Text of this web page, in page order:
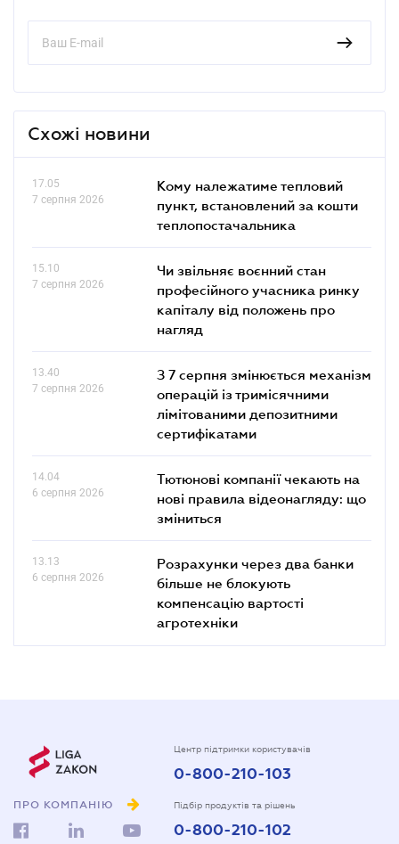
Схожі новини
17.05
7 серпня 2026
Кому належатиме тепловий
пункт, встановлений за кошти
теплопостачальника
15.10
7 серпня 2026
Чи звільняє воєнний стан
професійного учасника ринку
капіталу від положень про
нагляд
13.40
7 серпня 2026
З 7 серпня змінюється механізм
операцій із тримісячними
лімітованими депозитними
сертифікатами
14.04
6 серпня 2026
Тютюнові компанії чекають на
нові правила відеонагляду: що
зміниться
13.13
6 серпня 2026
Розрахунки через два банки
більше не блокують
компенсацію вартості
агротехніки
ПРО КОМПАНІЮ
Центр підтримки користувачів
0-800-210-103
Підбір продуктів та рішень
0-800-210-102